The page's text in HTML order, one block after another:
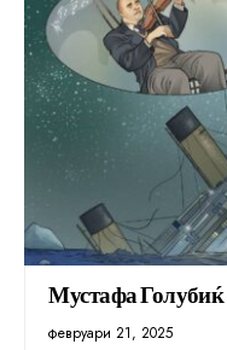
Мустафа Голубиќ
февруари 21, 2025